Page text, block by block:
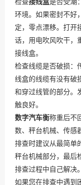
检查接线盒是否受潮
环境。如果密封不好
定，零点漂移。打开
话，用电吹风吹干，
接线盒。
检查线缆是否破损：
线盒的线缆有没有破
和穿过线管的部分。
触良好。
数字汽车衡称重后不
数、秤台机械、传感
排查时建议从最简单
秤台机械部分，最后
排查过程中自己解决。
如果您在排查中遇到